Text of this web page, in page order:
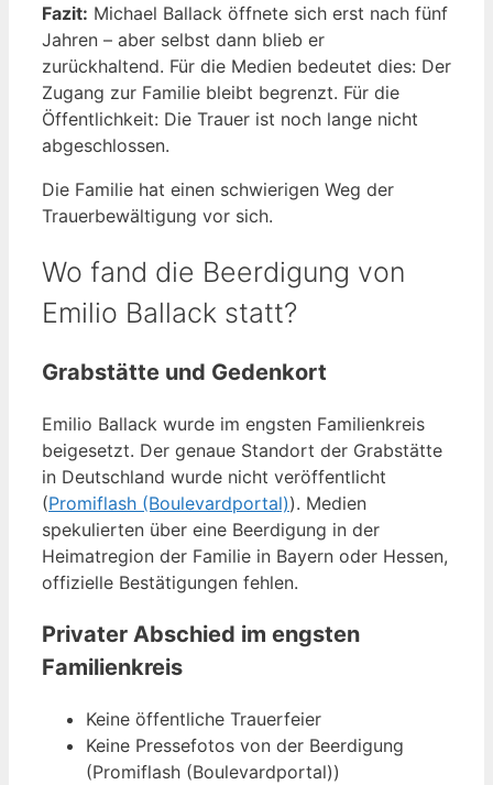
Fazit: Michael Ballack öffnete sich erst nach fünf
Jahren – aber selbst dann blieb er
zurückhaltend. Für die Medien bedeutet dies: Der
Zugang zur Familie bleibt begrenzt. Für die
Öffentlichkeit: Die Trauer ist noch lange nicht
abgeschlossen.
Die Familie hat einen schwierigen Weg der
Trauerbewältigung vor sich.
Wo fand die Beerdigung von
Emilio Ballack statt?
Grabstätte und Gedenkort
Emilio Ballack wurde im engsten Familienkreis
beigesetzt. Der genaue Standort der Grabstätte
in Deutschland wurde nicht veröffentlicht
(Promiflash (Boulevardportal)). Medien
spekulierten über eine Beerdigung in der
Heimatregion der Familie in Bayern oder Hessen,
offizielle Bestätigungen fehlen.
Privater Abschied im engsten
Familienkreis
Keine öffentliche Trauerfeier
Keine Pressefotos von der Beerdigung
(Promiflash (Boulevardportal))